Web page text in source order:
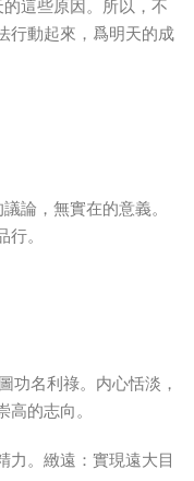
這些原因。所以，不
行動起來，爲明天的成
論，無實在的意義。
。
功名利祿。内心恬淡，
的志向。
力。緻遠：實現遠大目